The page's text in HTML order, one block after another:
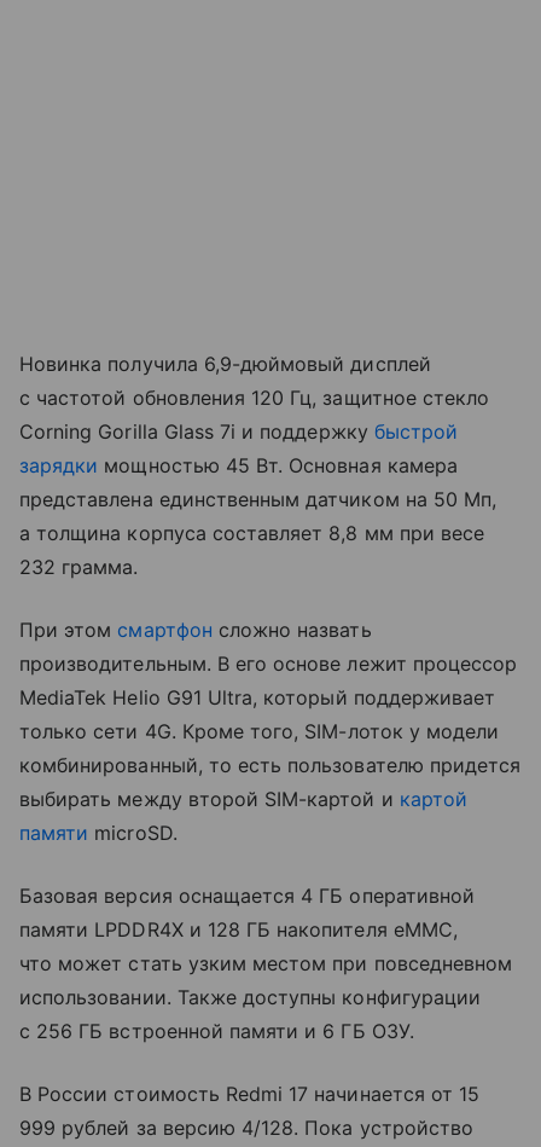
Новинка получила 6,9-дюймовый дисплей
с частотой обновления 120 Гц, защитное стекло
Corning Gorilla Glass 7i и поддержку быстрой
зарядки мощностью 45 Вт. Основная камера
представлена единственным датчиком на 50 Мп,
а толщина корпуса составляет 8,8 мм при весе
232 грамма.
При этом смартфон сложно назвать
производительным. В его основе лежит процессор
MediaTek Helio G91 Ultra, который поддерживает
только сети 4G. Кроме того, SIM-лоток у модели
комбинированный, то есть пользователю придется
выбирать между второй SIM-картой и картой
памяти microSD.
Базовая версия оснащается 4 ГБ оперативной
памяти LPDDR4X и 128 ГБ накопителя eMMC,
что может стать узким местом при повседневном
использовании. Также доступны конфигурации
с 256 ГБ встроенной памяти и 6 ГБ ОЗУ.
В России стоимость Redmi 17 начинается от 15
999 рублей за версию 4/128. Пока устройство